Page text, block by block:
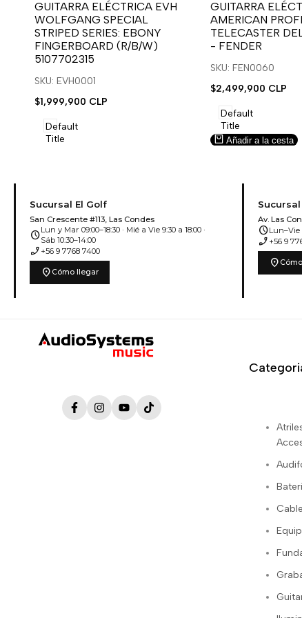
para
usar
la
lista
de
deseos.
para
usar
Compare
GUITARRA ELÉCTRICA EVH
WOLFGANG SPECIAL
STRIPED SERIES: EBONY
FINGERBOARD (R/B/W)
5107702315
SKU: EVH0001
Precio
venta
$1,999,900 CLP
Default
Title
para
usar
la
lista
de
para
usar
Compare
GUITARRA
AMERICAN
TELECASTER
- FENDER
SKU: FEN0060
Precio
venta
$2,499,900 CLP
Default
Title
Añadir a la cesta
Sucursal El Golf
San Crescente #113, Las Condes
scheduleLun y Mar 09:00–18:30 · Mié a Vie 9:30 a 18:00 ·
Sáb 10:30–14:00
phone_enabled +56 9 7768 7400
location_on Cómo llegar
Av. Las
scheduleLun–Vie
phone_enabled +56 9
location_on
FacebookInstagramYouTubeTikTok